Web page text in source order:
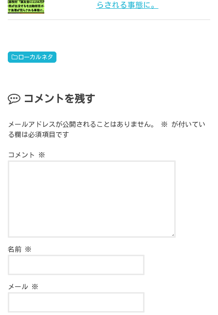
らされる事態に。
ローカルネタ
コメントを残す
メールアドレスが公開されることはありません。 ※
が付いてい
る欄は必須項目です
コメント ※
名前 ※
メール ※